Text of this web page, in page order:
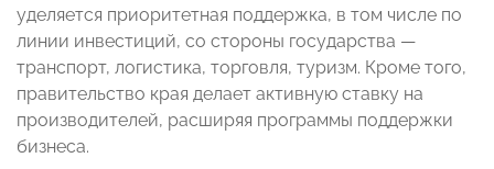
уделяется приоритетная поддержка, в том числе по
линии инвестиций, со стороны государства —
транспорт, логистика, торговля, туризм. Кроме того,
правительство края делает активную ставку на
производителей, расширяя программы поддержки
бизнеса.